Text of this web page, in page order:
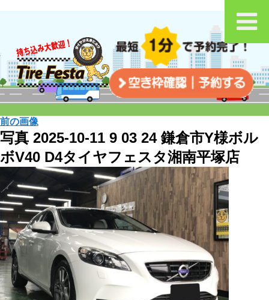
前の画像
写真 2025-10-11 9 03 24 鎌倉市Y様ボル
ボV40 D4タイヤフェスタ湘南平塚店